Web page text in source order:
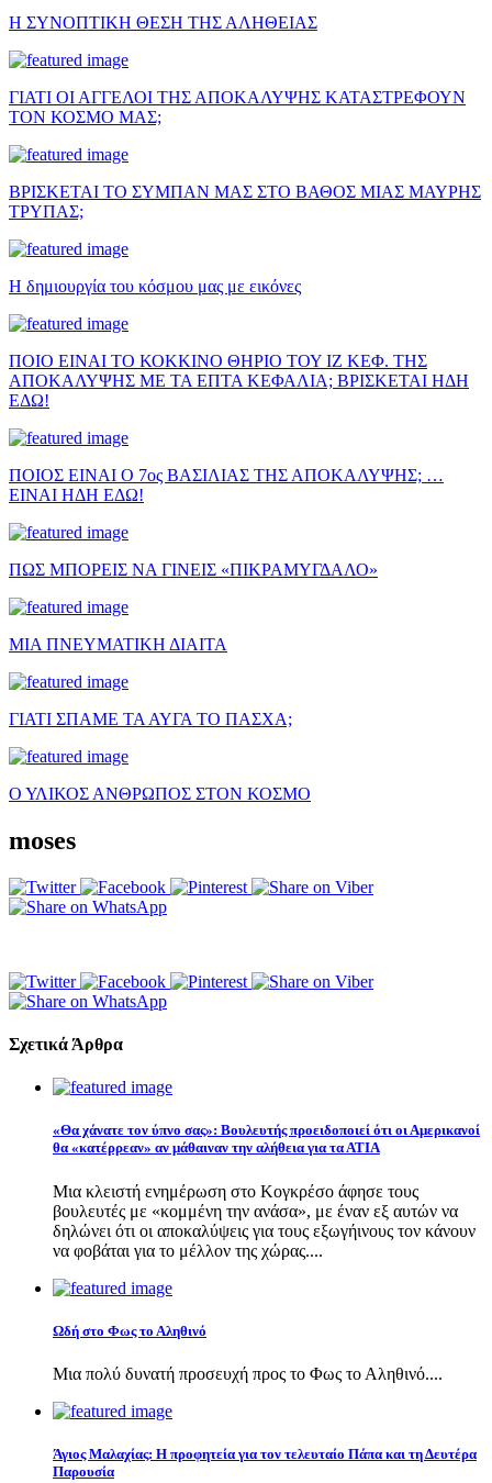
Η ΣΥΝΟΠΤΙΚΗ ΘΕΣΗ ΤΗΣ ΑΛΗΘΕΙΑΣ
ΓΙΑΤΙ ΟΙ ΑΓΓΕΛΟΙ ΤΗΣ ΑΠΟΚΑΛΥΨΗΣ ΚΑΤΑΣΤΡΕΦΟΥΝ
ΤΟΝ ΚΟΣΜΟ ΜΑΣ;
ΒΡΙΣΚΕΤΑΙ ΤΟ ΣΥΜΠΑΝ ΜΑΣ ΣΤΟ ΒΑΘΟΣ ΜΙΑΣ ΜΑΥΡΗΣ
ΤΡΥΠΑΣ;
Η δημιουργία του κόσμου μας με εικόνες
ΠΟΙΟ ΕΙΝΑΙ ΤΟ ΚΟΚΚΙΝΟ ΘΗΡΙΟ ΤΟΥ ΙΖ ΚΕΦ. ΤΗΣ
ΑΠΟΚΑΛΥΨΗΣ ΜΕ ΤΑ ΕΠΤΑ ΚΕΦΑΛΙΑ; ΒΡΙΣΚΕΤΑΙ ΗΔΗ
ΕΔΩ!
ΠΟΙΟΣ ΕΙΝΑΙ Ο 7ος ΒΑΣΙΛΙΑΣ ΤΗΣ ΑΠΟΚΑΛΥΨΗΣ; …
ΕΙΝΑΙ ΗΔΗ ΕΔΩ!
ΠΩΣ ΜΠΟΡΕΙΣ ΝΑ ΓΙΝΕΙΣ «ΠΙΚΡΑΜΥΓΔΑΛΟ»
ΜΙΑ ΠΝΕΥΜΑΤΙΚΗ ΔΙΑΙΤΑ
ΓΙΑΤΙ ΣΠΑΜΕ ΤΑ ΑΥΓΑ ΤΟ ΠΑΣΧΑ;
Ο ΥΛΙΚΟΣ ΑΝΘΡΩΠΟΣ ΣΤΟΝ ΚΟΣΜΟ
moses
Σχετικά Άρθρα
«Θα χάνατε τον ύπνο σας»: Βουλευτής προειδοποιεί ότι οι Αμερικανοί
θα «κατέρρεαν» αν μάθαιναν την αλήθεια για τα ΑΤΙΑ
Μια κλειστή ενημέρωση στο Κογκρέσο άφησε τους
βουλευτές με «κομμένη την ανάσα», με έναν εξ αυτών να
δηλώνει ότι οι αποκαλύψεις για τους εξωγήινους τον κάνουν
να φοβάται για το μέλλον της χώρας....
Ωδή στο Φως το Αληθινό
Μια πολύ δυνατή προσευχή προς το Φως το Αληθινό....
Άγιος Μαλαχίας: Η προφητεία για τον τελευταίο Πάπα και τη Δευτέρα
Παρουσία